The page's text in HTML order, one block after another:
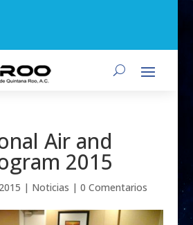
Air and
2015
| Noticias | 0 Comentarios